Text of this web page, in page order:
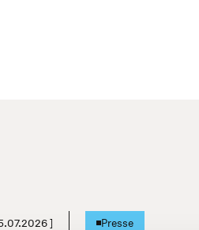
] Presse